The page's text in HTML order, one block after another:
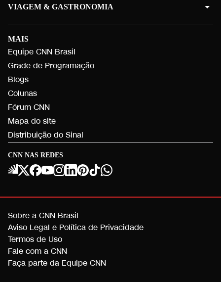
CNN NAS REDES
MAIS
Equipe CNN Brasil
Grade de Programação
Blogs
Colunas
Fórum CNN
Mapa do site
Distribuição do Sinal
VIAGEM & GASTRONOMIA
Sobre a CNN Brasil
Aviso Legal e Política de Privacidade
Termos de Uso
Fale com a CNN
Faça parte da Equipe CNN